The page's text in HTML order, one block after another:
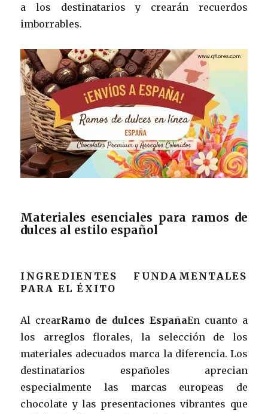
a los destinatarios y crearán recuerdos
imborrables.
Materiales esenciales para ramos de
dulces al estilo español
INGREDIENTES FUNDAMENTALES
PARA EL ÉXITO
Al crearRamo de dulces EspañaEn cuanto a
los arreglos florales, la selección de los
materiales adecuados marca la diferencia. Los
destinatarios españoles aprecian
especialmente las marcas europeas de
chocolate y las presentaciones vibrantes que